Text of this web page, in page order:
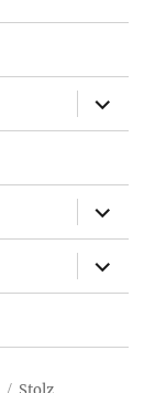
öffnen
öffnen
öffnen